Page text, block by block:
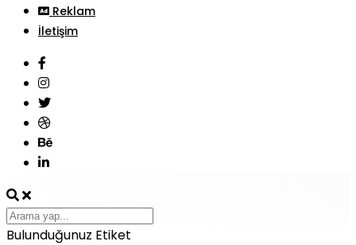
Reklam
İletişim
Bulunduğunuz Etiket